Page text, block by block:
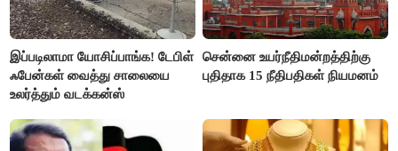
இப்படிலாமா யோசிப்பாங்க! டேபிள்
ஃபேன்கள் வைத்து சாலையை
உலர்த்தும் வடக்கன்ஸ்
சென்னை உயர்நீதிமன்றத்திற்கு
புதிதாக 15 நீதிபதிகள் நியமனம்